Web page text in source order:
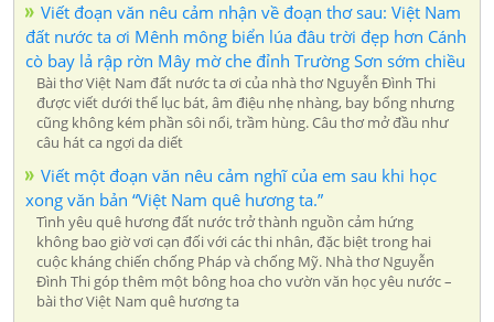
Viết đoạn văn nêu cảm nhận về đoạn thơ sau: Việt Nam
đất nước ta ơi Mênh mông biển lúa đâu trời đẹp hơn Cánh
cò bay lả rập rờn Mây mờ che đỉnh Trường Sơn sớm chiều
Bài thơ Việt Nam đất nước ta ơi của nhà thơ Nguyễn Đình Thi
được viết dưới thể lục bát, âm điệu nhẹ nhàng, bay bổng nhưng
cũng không kém phần sôi nổi, trầm hùng. Câu thơ mở đầu như
câu hát ca ngợi da diết
Viết một đoạn văn nêu cảm nghĩ của em sau khi học
xong văn bản “Việt Nam quê hương ta.”
Tình yêu quê hương đất nước trở thành nguồn cảm hứng
không bao giờ vơi cạn đối với các thi nhân, đặc biệt trong hai
cuộc kháng chiến chống Pháp và chống Mỹ. Nhà thơ Nguyễn
Đình Thi góp thêm một bông hoa cho vườn văn học yêu nước –
bài thơ Việt Nam quê hương ta